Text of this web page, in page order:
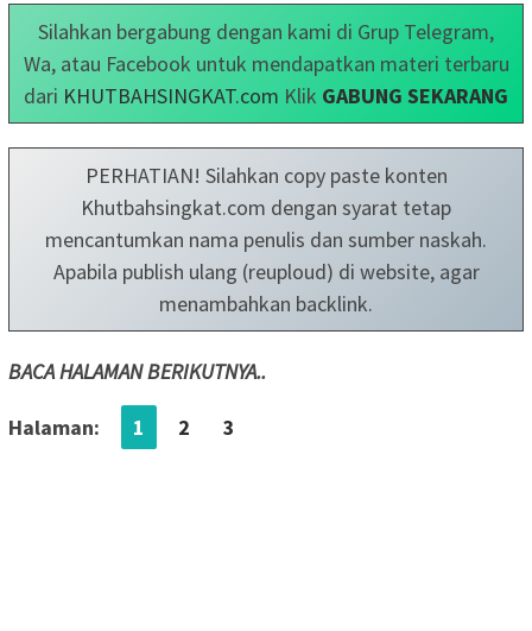
Silahkan bergabung dengan kami di Grup Telegram,
Wa, atau Facebook untuk mendapatkan materi terbaru
dari KHUTBAHSINGKAT.com Klik GABUNG SEKARANG
PERHATIAN! Silahkan copy paste konten
Khutbahsingkat.com dengan syarat tetap
mencantumkan nama penulis dan sumber naskah.
Apabila publish ulang (reuploud) di website, agar
menambahkan backlink.
BACA HALAMAN BERIKUTNYA..
Halaman: 1 2 3